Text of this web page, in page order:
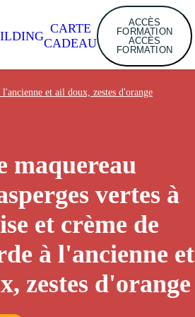
CARTE
CADEAU
ACCÈS
FORMATION
ACCÈS
FORMATION
et ail doux, zestes d'orange
maquereau
vertes à
et crème de
à l'ancienne et
zestes d'orange